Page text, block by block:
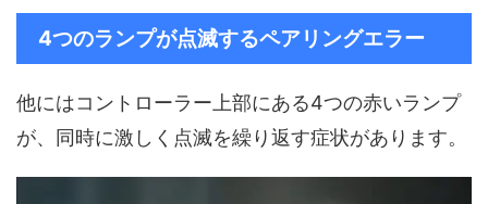
4つのランプが点滅するペアリングエラー
他にはコントローラー上部にある4つの赤いランプ
が、同時に激しく点滅を繰り返す症状があります。